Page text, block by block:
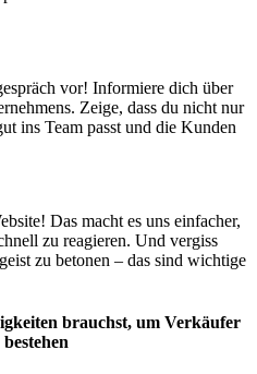
vor! Informiere dich über
Zeige, dass du nicht nur
ins Team passt und die Kunden
Das macht es uns einfacher,
zu reagieren. Und vergiss
zu betonen – das sind wichtige
brauchst, um Verkäufer